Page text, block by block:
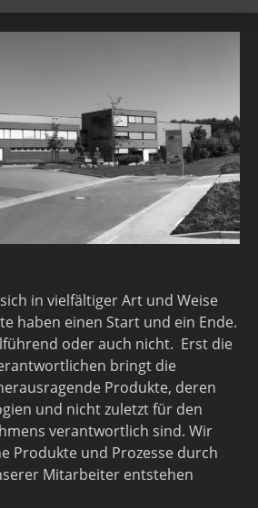
in vielfältiger Art und Weise
haben einen Start und ein Ende.
oder auch nicht. Erst die
bringt die
Produkte, deren
und nicht zuletzt für den
verantwortlich sind. Wir
Produkte und Prozesse durch
Mitarbeiter entstehen